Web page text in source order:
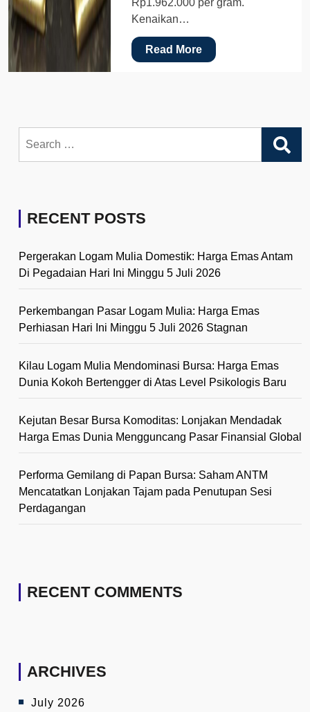
Kenaikan…
Read More
for:
RECENT POSTS
Pergerakan Logam Mulia Domestik: Harga Emas Antam
Di Pegadaian Hari Ini Minggu 5 Juli 2026
Perkembangan Pasar Logam Mulia: Harga Emas
Perhiasan Hari Ini Minggu 5 Juli 2026 Stagnan
Kilau Logam Mulia Mendominasi Bursa: Harga Emas
Dunia Kokoh Bertengger di Atas Level Psikologis Baru
Kejutan Besar Bursa Komoditas: Lonjakan Mendadak
Harga Emas Dunia Mengguncang Pasar Finansial Global
Performa Gemilang di Papan Bursa: Saham ANTM
Mencatatkan Lonjakan Tajam pada Penutupan Sesi
Perdagangan
RECENT COMMENTS
ARCHIVES
July 2026